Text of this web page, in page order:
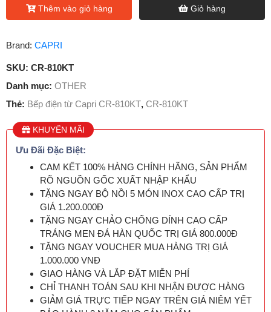
Thêm vào giỏ hàng Giỏ hàng
Brand: CAPRI
SKU: CR-810KT
Danh mục: OTHER
Thẻ: Bếp điện từ Capri CR-810KT, CR-810KT
KHUYẾN MÃI
Ưu Đãi Đặc Biệt:
CAM KẾT 100% HÀNG CHÍNH HÃNG, SẢN PHẨM
RÕ NGUỒN GỐC XUẤT NHẬP KHẨU
TẶNG NGAY BỘ NỒI 5 MÓN INOX CAO CẤP TRỊ
GIÁ 1.200.000Đ
TẶNG NGAY CHẢO CHỐNG DÍNH CAO CẤP
TRÁNG MEN ĐÁ HÀN QUỐC TRỊ GIÁ 800.000Đ
TẶNG NGAY VOUCHER MUA HÀNG TRỊ GIÁ
1.000.000 VNĐ
GIAO HÀNG VÀ LẮP ĐẶT MIỄN PHÍ
CHỈ THANH TOÁN SAU KHI NHẬN ĐƯỢC HÀNG
GIẢM GIÁ TRỰC TIẾP NGAY TRÊN GIÁ NIÊM YẾT